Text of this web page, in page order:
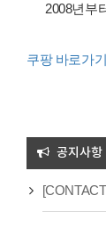
2008년부
쿠팡 바로가기
공지사항